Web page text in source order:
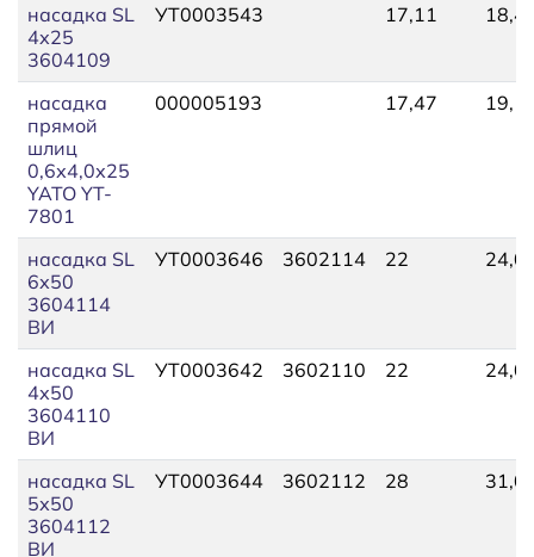
насадка SL
4х25
3604109
УТ0003543 17,11
насадка
прямой
шлиц
0,6х4,0х25
YATO YT-
7801
000005193 17,47
насадка SL
6х50
3604114
ВИ
УТ0003646 3602114 22
насадка SL
4х50
3604110
ВИ
УТ0003642 3602110 22
насадка SL
5х50
3604112
ВИ
УТ0003644 3602112 28